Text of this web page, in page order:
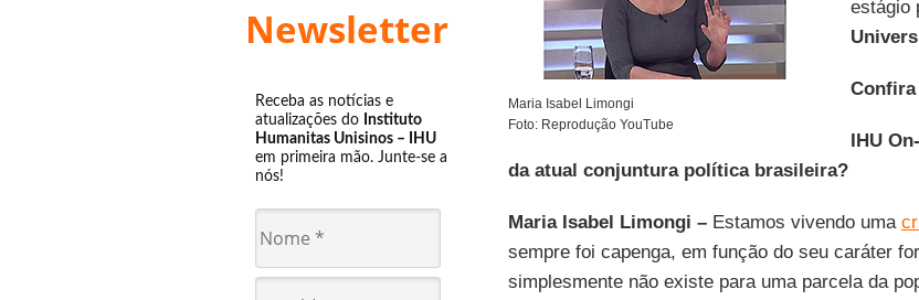
Newsletter
Receba as notícias e
atualizações do Instituto
Humanitas Unisinos – IHU
em primeira mão. Junte-se a
nós!
Maria Isabel Limongi
Foto: Reprodução YouTube
estágio
IHU
da atual conjuntura política brasileira?
Maria Isabel Limongi –Estamos vivendo uma
sempre foi capenga, em função do seu caráter
simplesmente não existe para uma parcela da